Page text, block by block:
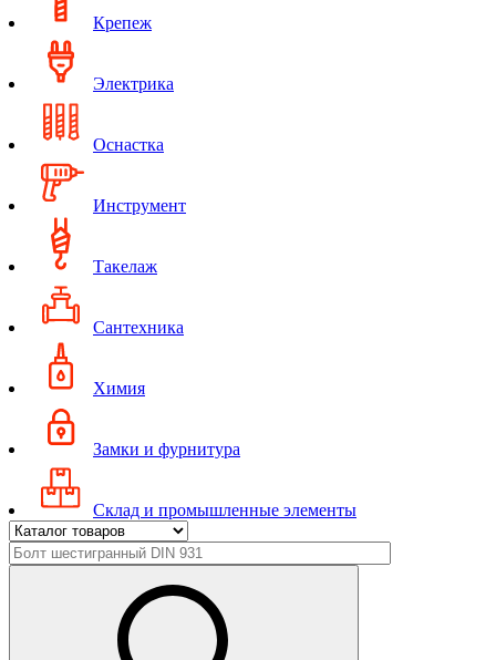
Крепеж
Электрика
Оснастка
Инструмент
Такелаж
Сантехника
Химия
Замки и фурнитура
Склад и промышленные элементы